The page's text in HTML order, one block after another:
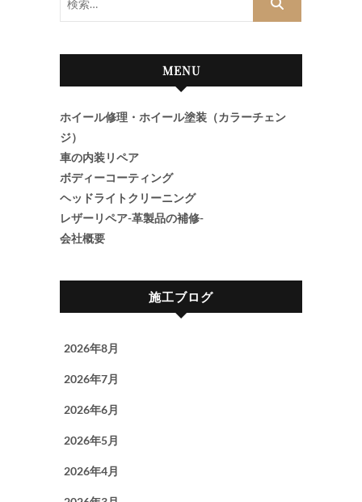
MENU
ホイール修理・ホイール塗装（カラーチェン
ジ）
車の内装リペア
ボディーコーティング
ヘッドライトクリーニング
レザーリペア-革製品の補修-
会社概要
施工ブログ
2026年8月
2026年7月
2026年6月
2026年5月
2026年4月